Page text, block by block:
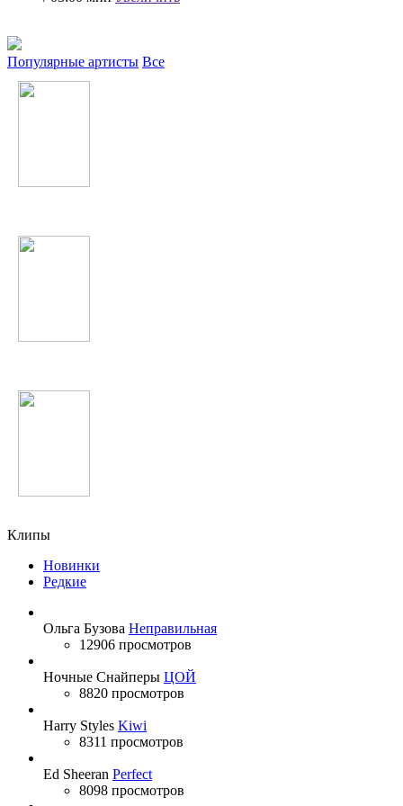
Популярные артисты Все
Клипы
Новинки
Редкие
Ольга Бузова Неправильная
12906 просмотров
Ночные Снайперы ЦОЙ
8820 просмотров
Harry Styles Kiwi
8311 просмотров
Ed Sheeran Perfect
8098 просмотров